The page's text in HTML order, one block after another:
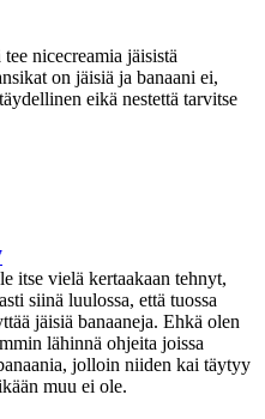
nicecreamia jäisistä
on jäisiä ja banaani ei,
eikä nestettä tarvitse
itse vielä kertaakaan tehnyt,
siinä luulossa, että tuossa
jäisiä banaaneja. Ehkä olen
lähinnä ohjeita joissa
jolloin niiden kai täytyy
muu ei ole.